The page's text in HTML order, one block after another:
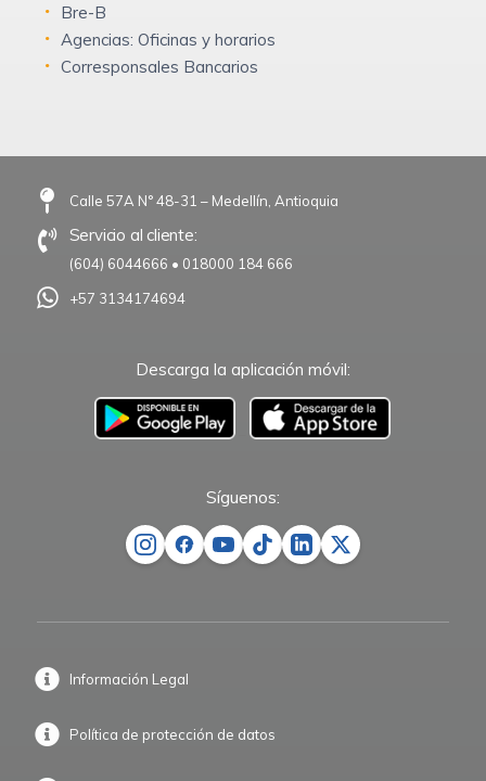
Bre-B
Agencias: Oficinas y horarios
Corresponsales Bancarios
Calle 57A N° 48-31 – Medellín, Antioquia
Servicio al cliente:
(604) 6044666 • 018000 184 666
+57 3134174694
Descarga la aplicación móvil:
–
Síguenos:
Información Legal
Política de protección de datos